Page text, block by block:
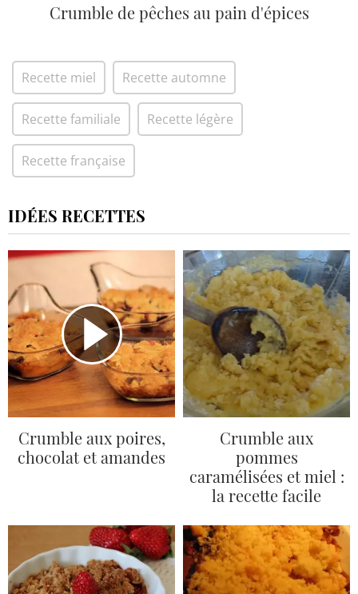
Crumble de pêches au pain d'épices
Recette miel Recette automne
Recette familiale Recette légère
Recette française
IDÉES RECETTES
Crumble aux poires,
chocolat et amandes
Crumble aux
pommes
caramélisées et miel :
la recette facile